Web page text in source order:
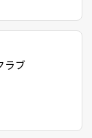
ラブ